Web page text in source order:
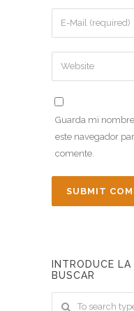
Guarda mi
este navegador
comente.
INTRODUCE
BUSCAR